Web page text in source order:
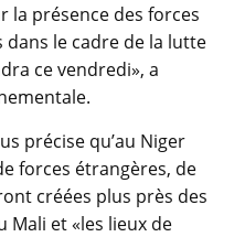
la présence des forces
le cadre de la lutte
ce vendredi», a
précise qu’au Niger
forces étrangères, de
créées plus près des
Mali et «les lieux de